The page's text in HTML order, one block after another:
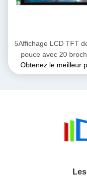
5Affichage LCD TFT
pouce avec 20
Interface SPI
LT7381 Écran de port
Obtenez le meilleur